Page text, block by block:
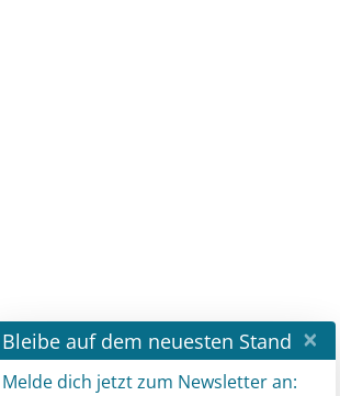
Bleibe auf dem neuesten Stand ×
Melde dich jetzt zum Newsletter an: